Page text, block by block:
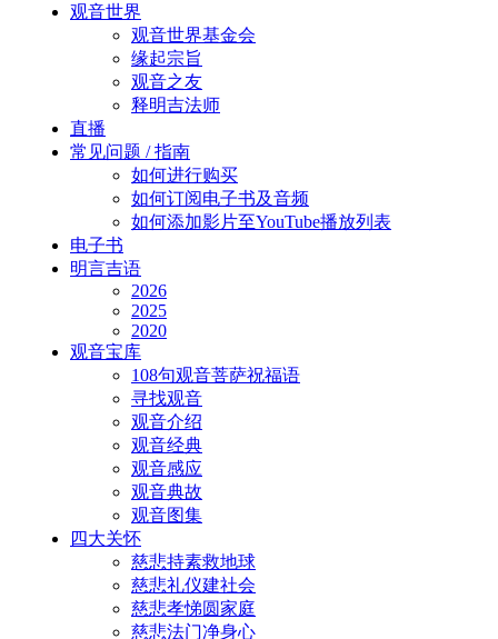
观音世界
观音世界基金会
缘起宗旨
观音之友
释明吉法师
直播
常见问题 / 指南
如何进行购买
如何订阅电子书及音频
如何添加影片至YouTube播放列表
电子书
明言吉语
2026
2025
2020
观音宝库
108句观音菩萨祝福语
寻找观音
观音介绍
观音经典
观音感应
观音典故
观音图集
四大关怀
慈悲持素救地球
慈悲礼仪建社会
慈悲孝悌圆家庭
慈悲法门净身心